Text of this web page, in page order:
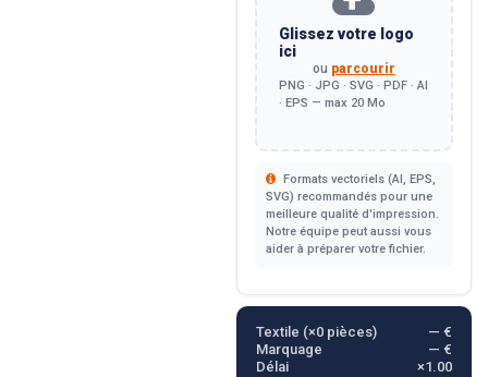
Glissez votre logo
ici
ou parcourir
PNG · JPG · SVG · PDF · AI
· EPS — max 20 Mo
Formats vectoriels (AI, EPS,
SVG) recommandés pour une
meilleure qualité d'impression.
Notre équipe peut aussi vous
aider à préparer votre fichier.
Textile (×0pièces)
— €
Marquage
— €
Délai
×1.00